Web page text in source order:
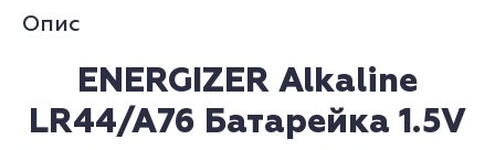
Опис
ENERGIZER Alkaline
LR44/A76 Батарейка 1.5V